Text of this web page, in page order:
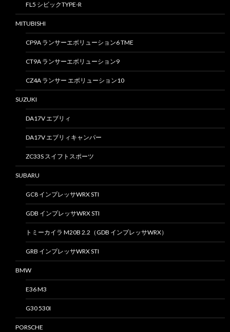
FL5 シビックTYPE-R
MITUBISHI
CP9A ランサーエボリューション6 TME
CT9A ランサーエボリューション9
CZ4A ランサー エボリューション10
SUZUKI
DA17V エブリィ
DA17V エブリィキャンパー
ZC33S スイフトスポーツ
SUBARU
GC8 インプレッサWRX STI
GDB インプレッサWRX STI
トミーカイラ M20B 2.2（GDB インプレッサWRX）
GRB インプレッサWRX STI
BMW
E36 M3
G30 530I
PORSCHE